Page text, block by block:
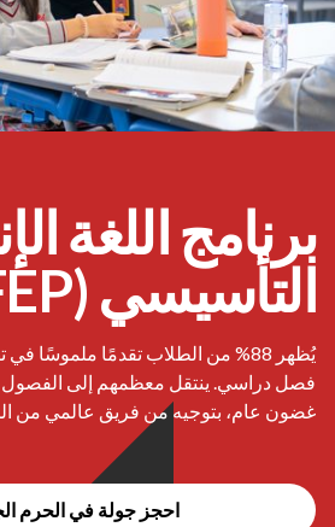
برنامج اللغة
التأسيسي (FEP)
يُظهر 88% من الطلاب تقدمًا ملموسًا
فصل دراسي. ينتقل معظمهم إلى الفصول
غضون عام، بتوجيه من فريق عالمي من
احجز جولة في الحرم